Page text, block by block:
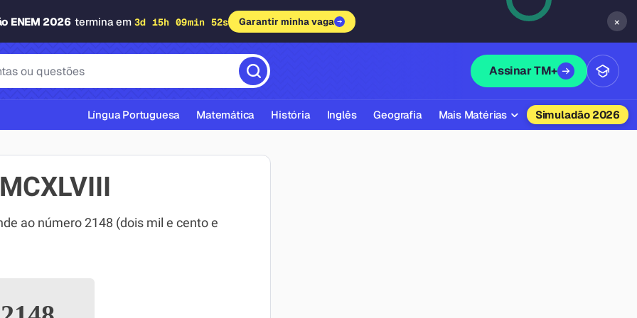
ENEM 2026 termina em 3d 15h 09min 51s Garantir minha vaga ×
Assinar TM+
ABNT
Língua Portuguesa Matemática História Inglês Geografia Mais Matérias Simuladão 2026
ao número 2148 (dois mil e cento e